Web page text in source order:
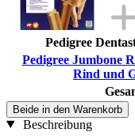
Pedigree
Pedigree Jumbone
Rind und
Beide in den Warenkorb
Beschreibung